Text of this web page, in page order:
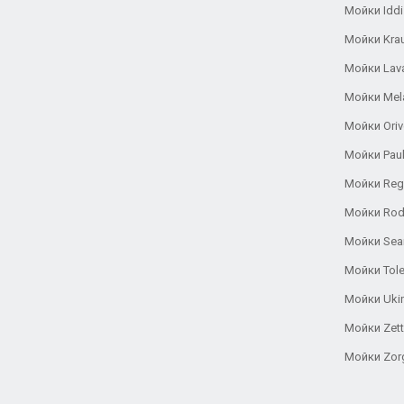
Мойки
Мойки
Мойки
Мойки
Мойки
Мойки
Мойки
Мойки
Мойки
Мойки
Мойки
Мойки
Мойки